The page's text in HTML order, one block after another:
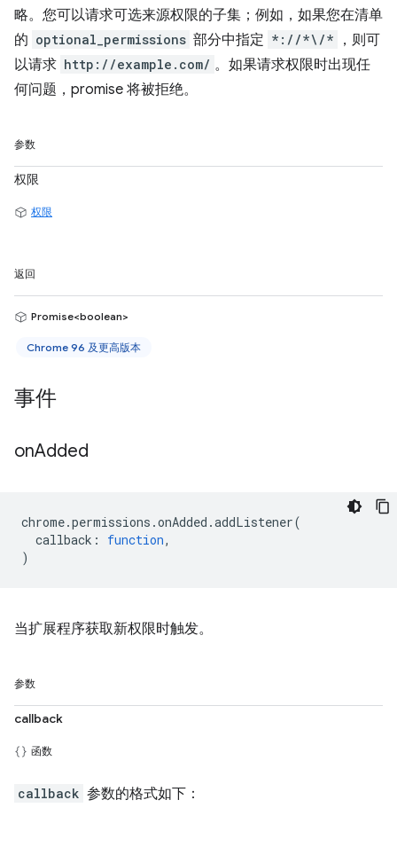
略。您可以请求可选来源权限的子集；例如，如果您在清单
的 optional_permissions 部分中指定 *://*\/*
，则可
以请求 http://example.com/ 。如果请求权限时出现任
何问题，promise 将被拒绝。
参数
权限
权限
返回
Promise<boolean>
Chrome 96 及更高版本
事件
onAdded
chrome.permissions .onAdded .addListener(
callback : function,
)
当扩展程序获取新权限时触发。
参数
callback
函数
callback 参数的格式如下：